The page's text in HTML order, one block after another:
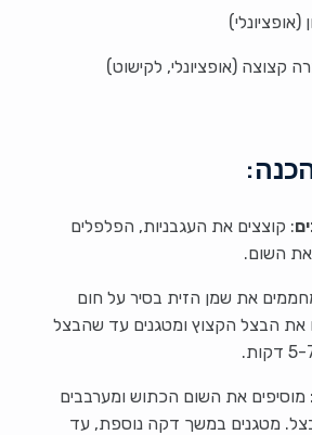
: קוצצים את העגבניות, הפלפלים
השום.
את שמן הזית בסיר על חום
את הבצל הקצוץ ומטגנים עד שהבצל
: מוסיפים את השום הכתוש ומערבבים
מטגנים במשך דקה נוספת, עד